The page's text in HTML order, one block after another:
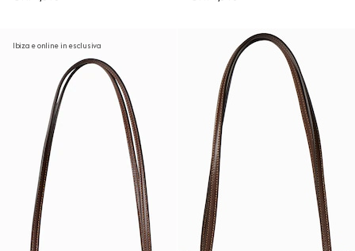
Ibiza e online in esclusiva